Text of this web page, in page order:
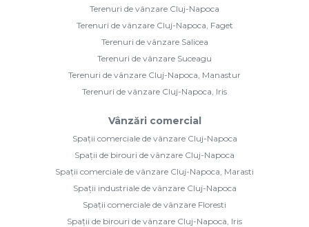
Terenuri de vânzare Cluj-Napoca
Terenuri de vânzare Cluj-Napoca, Faget
Terenuri de vânzare Salicea
Terenuri de vânzare Suceagu
Terenuri de vânzare Cluj-Napoca, Manastur
Terenuri de vânzare Cluj-Napoca, Iris
Vânzări comercial
Spații comerciale de vânzare Cluj-Napoca
Spații de birouri de vânzare Cluj-Napoca
Spații comerciale de vânzare Cluj-Napoca, Marasti
Spații industriale de vânzare Cluj-Napoca
Spații comerciale de vânzare Floresti
Spații de birouri de vânzare Cluj-Napoca, Iris